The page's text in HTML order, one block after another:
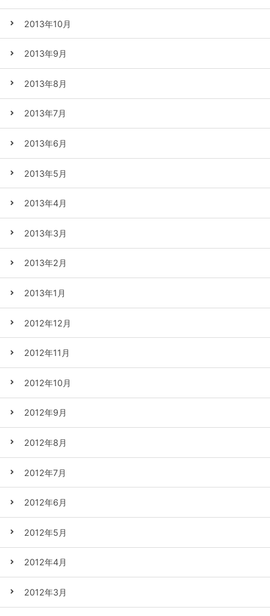
2013年10月
2013年9月
2013年8月
2013年7月
2013年6月
2013年5月
2013年4月
2013年3月
2013年2月
2013年1月
2012年12月
2012年11月
2012年10月
2012年9月
2012年8月
2012年7月
2012年6月
2012年5月
2012年4月
2012年3月